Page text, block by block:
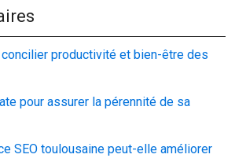
productivité et bien-être des
pour assurer la pérennité de sa
SEO toulousaine peut-elle améliorer